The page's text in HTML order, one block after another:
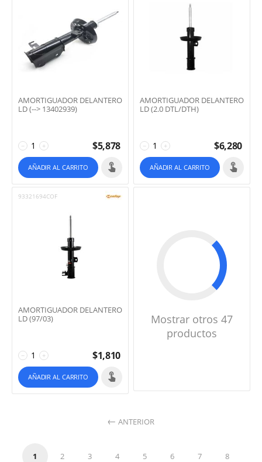
AMORTIGUADOR DELANTERO
LD (--> 13402939)
+
− $5,878
AÑADIR AL CARRITO
AMORTIGUADOR DELANTERO
LD (2.0 DTL/DTH)
+
− $6,280
AÑADIR AL CARRITO
93321694COF
AMORTIGUADOR DELANTERO
LD (97/03)
+
− $1,810
AÑADIR AL CARRITO
Mostrar otros 47
productos
ANTERIOR
1 2 3 4 5 6 7 8